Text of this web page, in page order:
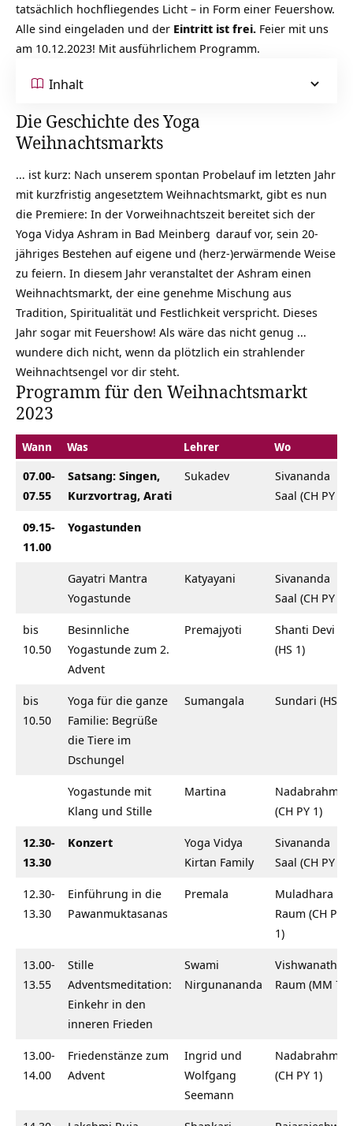
tatsächlich hochfliegendes Licht – in Form einer Feuershow.
Alle sind eingeladen und der Eintritt ist frei. Feier mit uns
am 10.12.2023! Mit ausführlichem Programm.
Inhalt
Die Geschichte des Yoga
Weihnachtsmarkts
… ist kurz: Nach unserem spontan Probelauf im letzten Jahr
mit kurzfristig angesetztem Weihnachtsmarkt, gibt es nun
die Premiere: In der Vorweihnachtszeit bereitet sich der
Yoga Vidya Ashram in Bad Meinberg darauf vor, sein 20-
jähriges Bestehen auf eigene und (herz-)erwärmende Weise
zu feiern. In diesem Jahr veranstaltet der Ashram einen
Weihnachtsmarkt, der eine genehme Mischung aus
Tradition, Spiritualität und Festlichkeit verspricht. Dieses
Jahr sogar mit Feuershow! Als wäre das nicht genug …
wundere dich nicht, wenn da plötzlich ein strahlender
Weihnachtsengel vor dir steht.
Programm für den Weihnachtsmarkt
2023
Wann Was Lehrer Wo
07.00-
07.55
Satsang: Singen,
Kurzvortrag, Arati
Sukadev
Sivananda
Saal (CH PY 1)
09.15-
11.00
Yogastunden
Gayatri Mantra
Yogastunde
Katyayani
Sivananda
Saal (CH PY 1)
bis
10.50
Besinnliche
Yogastunde zum 2.
Advent
Premajyoti
Shanti Devi
(HS 1)
bis
10.50
Yoga für die ganze
Familie: Begrüße
die Tiere im
Dschungel
Sumangala Sundari (HS 1)
Yogastunde mit
Klang und Stille
Martina
Nadabrahma
(CH PY 1)
12.30-
13.30
Konzert
Yoga Vidya
Kirtan Family
Sivananda
Saal (CH PY 1)
12.30-
13.30
Einführung in die
Pawanmuktasanas
Premala
Muladhara
Raum (CH PY
1)
13.00-
13.55
Stille
Adventsmeditation:
Einkehr in den
inneren Frieden
Swami
Nirgunananda
Vishwanath
Raum (MM 7)
13.00-
14.00
Friedenstänze zum
Advent
Ingrid und
Wolfgang
Seemann
Nadabrahma
(CH PY 1)